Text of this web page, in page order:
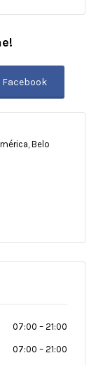
Belo
07:00 – 21:00
07:00 – 21:00